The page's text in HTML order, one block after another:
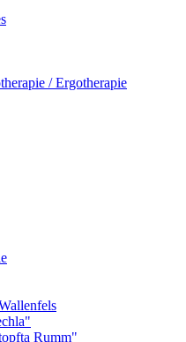
/ Ergotherapie
Rumm"